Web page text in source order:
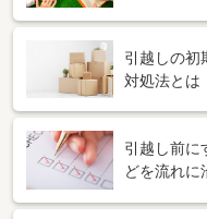
引越しの初
対処法とは
引越し前に
どを流れに